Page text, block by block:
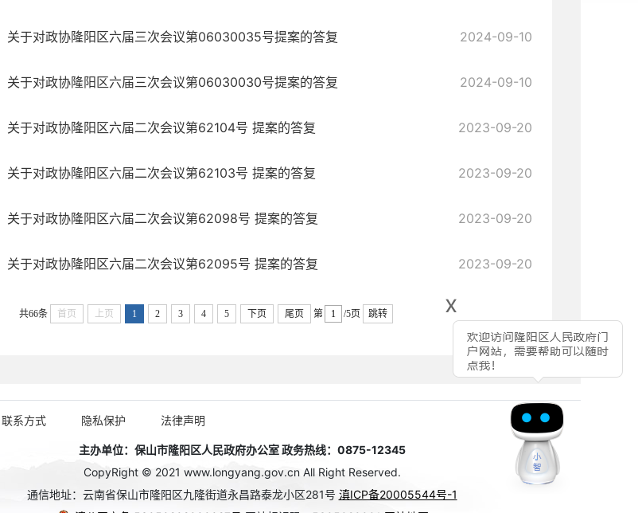
x
关于对政协隆阳区六届三次会议第06030035号提案的答复 2024-09-10
关于对政协隆阳区六届三次会议第06030030号提案的答复 2024-09-10
关于对政协隆阳区六届二次会议第62104号 提案的答复 2023-09-20
关于对政协隆阳区六届二次会议第62103号 提案的答复 2023-09-20
关于对政协隆阳区六届二次会议第62098号 提案的答复 2023-09-20
关于对政协隆阳区六届二次会议第62095号 提案的答复 2023-09-20
共66条 首页 上页 1 2 3 4 5 下页 尾页 第 /5页 跳转
联系方式 隐私保护 法律声明
主办单位：保山市隆阳区人民政府办公室 政务热线：0875-12345
CopyRight © 2021 www.longyang.gov.cn All Right Reserved.
通信地址：云南省保山市隆阳区九隆街道永昌路泰龙小区281号 滇ICP备20005544号-1